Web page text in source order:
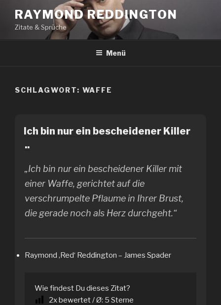
Inhalt
springen
RAYMOND REDDINGTON
Zitate & Sprüche
Menü
SCHLAGWORT: WAFFE
Ich bin nur ein bescheidener Killer
..
„Ich bin nur ein bescheidener Killer mit
einer Waffe, gerichtet auf die
verschrumpelte Pflaume in Ihrer Brust,
die gerade noch als Herz durchgeht.“
Raymond ‚Red‘ Reddington – James Spader
Wie findest Du dieses Zitat?
2x bewertet / Ø: 5 Sterne